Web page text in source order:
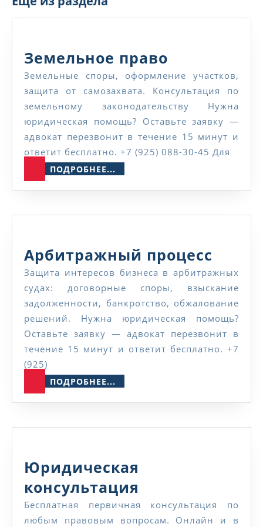
Земельное право
право
Земельные споры, оформление участков,
защита от самозахвата. Консультация по
земельному законодательству Нужна
юридическая помощь? Оставьте заявку —
адвокат перезвонит в течение 15 минут и
ответит бесплатно. +7 (925) 088-30-45 Для
ПОДРОБНЕЕ...
Арбитражный процесс
Защита интересов бизнеса в арбитражных
судах: договорные споры, взыскание
задолженности, банкротство, обжалование
решений. Нужна юридическая помощь?
Оставьте заявку — адвокат перезвонит в
течение 15 минут и ответит бесплатно. +7
(925)
ПОДРОБНЕЕ...
Юридическая
консультация
консультация
Бесплатная первичная консультация по
любым правовым вопросам. Онлайн и в